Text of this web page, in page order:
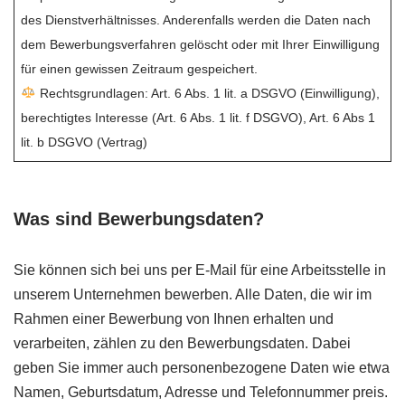
des Dienstverhältnisses. Anderenfalls werden die Daten nach
dem Bewerbungsverfahren gelöscht oder mit Ihrer Einwilligung
für einen gewissen Zeitraum gespeichert.
Rechtsgrundlagen: Art. 6 Abs. 1 lit. a DSGVO (Einwilligung),
berechtigtes Interesse (Art. 6 Abs. 1 lit. f DSGVO), Art. 6 Abs 1
lit. b DSGVO (Vertrag)
Was sind Bewerbungsdaten?
Sie können sich bei uns per E-Mail für eine Arbeitsstelle in
unserem Unternehmen bewerben. Alle Daten, die wir im
Rahmen einer Bewerbung von Ihnen erhalten und
verarbeiten, zählen zu den Bewerbungsdaten. Dabei
geben Sie immer auch personenbezogene Daten wie etwa
Namen, Geburtsdatum, Adresse und Telefonnummer preis.